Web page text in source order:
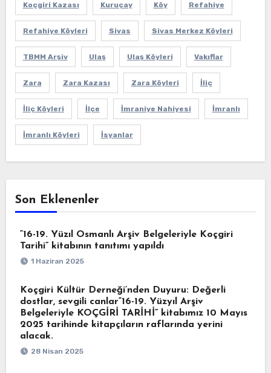
Koçgiri Kazası Kuruçay Köy Refahiye
Refahiye Köyleri Sivas Sivas Merkez Köyleri
TBMM Arşiv Ulaş Ulaş Köyleri Vakıflar
Zara Zara Kazası Zara Köyleri İliç
İliç Köyleri İlçe İmraniye Nahiyesi İmranlı
İmranlı Köyleri İsyanlar
Son Eklenenler
“16-19. Yüzıl Osmanlı Arşiv Belgeleriyle Koçgiri
Tarihi” kitabının tanıtımı yapıldı
1 Haziran 2025
Koçgiri Kültür Derneği’nden Duyuru: Değerli
dostlar, sevgili canlar“16-19. Yüzyıl Arşiv
Belgeleriyle KOÇGİRİ TARİHİ” kitabımız 10 Mayıs
2025 tarihinde kitapçıların raflarında yerini
alacak.
28 Nisan 2025